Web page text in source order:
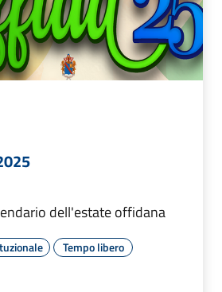
dell'estate offidana
Tempo libero